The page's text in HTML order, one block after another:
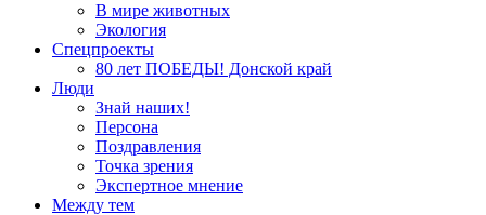
В мире животных
Экология
Спецпроекты
80 лет ПОБЕДЫ! Донской край
Люди
Знай наших!
Персона
Поздравления
Точка зрения
Экспертное мнение
Между тем